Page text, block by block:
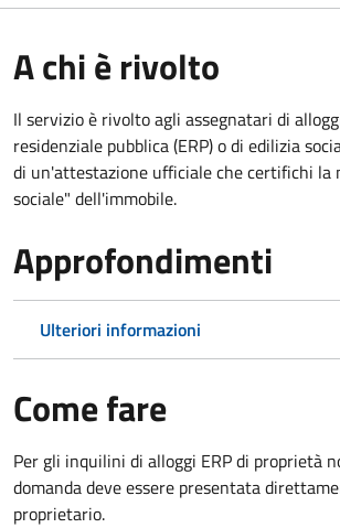
A chi è rivolto
Il servizio è rivolto agli assegnatari di
residenziale pubblica (ERP) o di edilizia
di un'attestazione ufficiale che certifichi la
sociale" dell'immobile.
Approfondimenti
Ulteriori informazioni
Come fare
Per gli inquilini di alloggi ERP di proprietà
domanda deve essere presentata
proprietario.